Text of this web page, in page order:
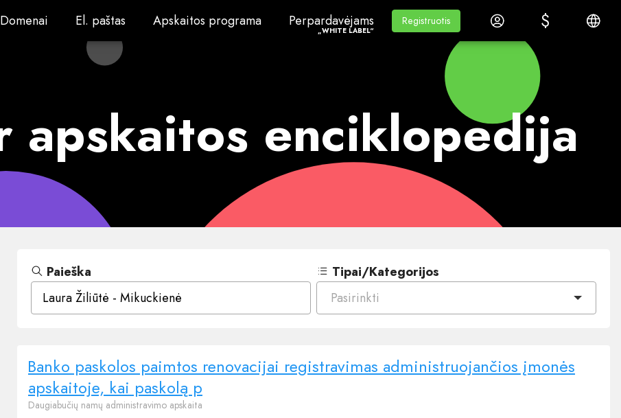
Domenai
Domenai El. paštas
El. paštas Apskaitos programa
Apskaitos programa Perpardavėjams„White Label“
Perpardavėjams
„WHITE LABEL“
Mokymasis
Mokymasis
Registruotis
Registruotis Prisijungti $
$ Lietuvių
apskaitos enciklopedija
Paieška
Tipai/Kategorijos
Pasirinkti
Banko paskolos paimtos renovacijai registravimas administruojančios įmonės
apskaitoje, kai paskolą p
Daugiabučių namų administravimo apskaita